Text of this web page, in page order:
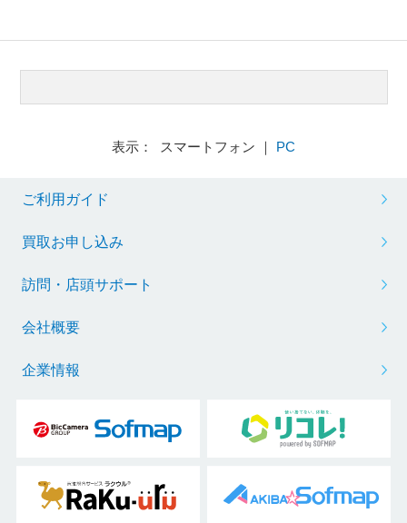
表示： スマートフォン ｜ PC
ご利用ガイド
買取お申し込み
訪問・店頭サポート
会社概要
企業情報